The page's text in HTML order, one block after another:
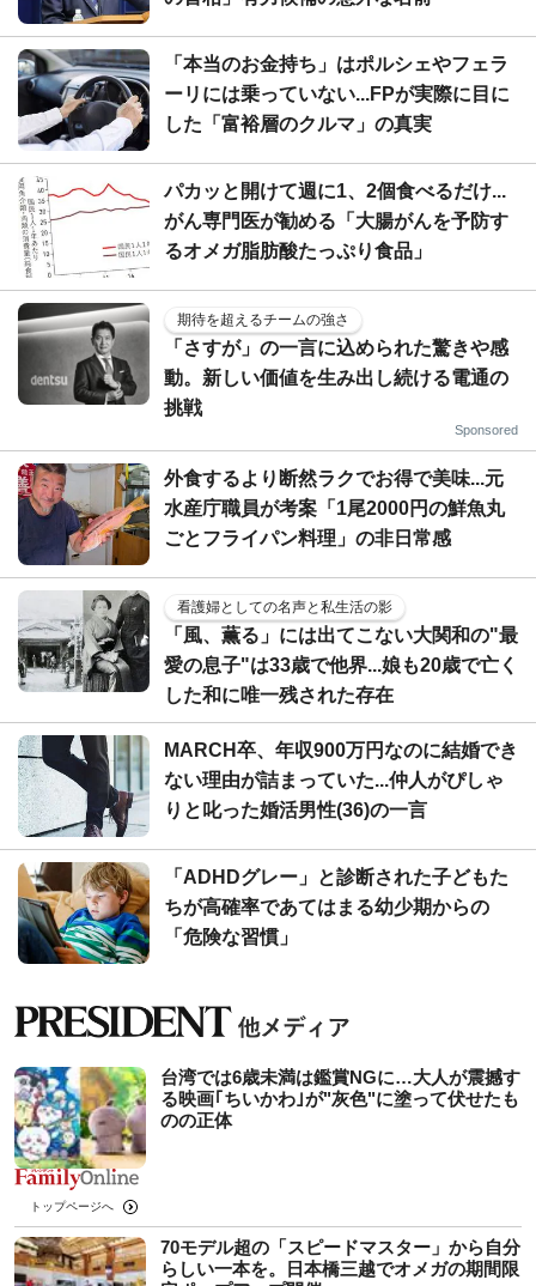
「本当のお金持ち」はポルシェやフェラ
ーリには乗っていない...FPが実際に目に
した「富裕層のクルマ」の真実
パカッと開けて週に1、2個食べるだけ...
がん専門医が勧める「大腸がんを予防す
るオメガ脂肪酸たっぷり食品」
期待を超えるチームの強さ
「さすが」の一言に込められた驚きや感
動。新しい価値を生み出し続ける電通の
挑戦
Sponsored
外食するより断然ラクでお得で美味...元
水産庁職員が考案「1尾2000円の鮮魚丸
ごとフライパン料理」の非日常感
看護婦としての名声と私生活の影
「風、薫る」には出てこない大関和の"最
愛の息子"は33歳で他界...娘も20歳で亡く
した和に唯一残された存在
MARCH卒、年収900万円なのに結婚でき
ない理由が詰まっていた...仲人がぴしゃ
りと叱った婚活男性(36)の一言
「ADHDグレー」と診断された子どもた
ちが高確率であてはまる幼少期からの
「危険な習慣」
台湾では6歳未満は鑑賞NGに…大人が震撼す
る映画｢ちいかわ｣が"灰色"に塗って伏せたも
のの正体
トップページへ
70モデル超の「スピードマスター」から自分
らしい一本を。日本橋三越でオメガの期間限